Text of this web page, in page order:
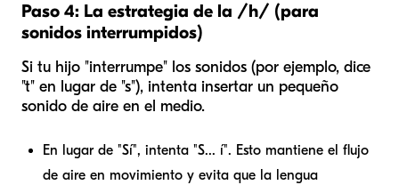
Paso 4: La estrategia de la /h/ (para
sonidos interrumpidos)
Si tu hijo "interrumpe" los sonidos (por ejemplo, dice
"t" en lugar de "s"), intenta insertar un pequeño
sonido de aire en el medio.
En lugar de "Sí", intenta "S... í". Esto mantiene el flujo
de aire en movimiento y evita que la lengua